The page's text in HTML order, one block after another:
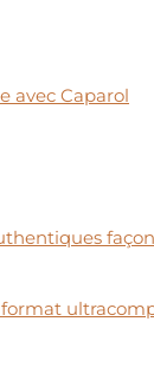
avec Caparol
format